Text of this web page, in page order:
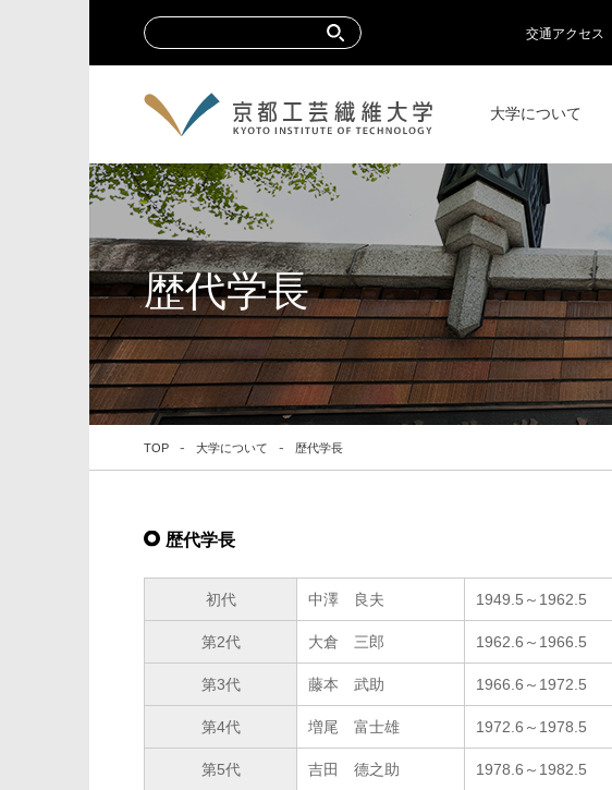
交通アクセス
大学について
歴代学長
TOP 大学について 歴代学長
歴代学長
初代 中澤 良夫 1949.5～1962.5
第2代 大倉 三郎 1962.6～1966.5
第3代 藤本 武助 1966.6～1972.5
第4代 増尾 富士雄 1972.6～1978.5
第5代 吉田 德之助 1978.6～1982.5